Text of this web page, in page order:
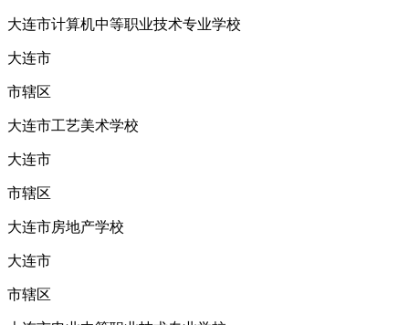
大连市计算机中等职业技术专业学校
大连市
市辖区
大连市工艺美术学校
大连市
市辖区
大连市房地产学校
大连市
市辖区